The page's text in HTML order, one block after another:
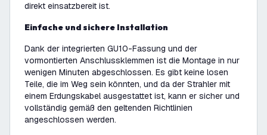
direkt einsatzbereit ist.
Einfache und sichere Installation
Dank der integrierten GU10-Fassung und der
vormontierten Anschlussklemmen ist die Montage in nur
wenigen Minuten abgeschlossen. Es gibt keine losen
Teile, die im Weg sein könnten, und da der Strahler mit
einem Erdungskabel ausgestattet ist, kann er sicher und
vollständig gemäß den geltenden Richtlinien
angeschlossen werden.